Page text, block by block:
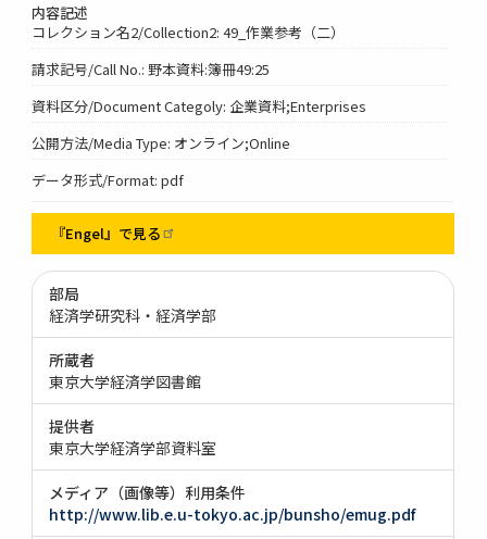
内容記述
コレクション名2/Collection2: 49_作業参考（二）
請求記号/Call No.: 野本資料:簿冊49:25
資料区分/Document Categoly: 企業資料;Enterprises
公開方法/Media Type: オンライン;Online
データ形式/Format: pdf
『Engel』で見る
部局
経済学研究科・経済学部
所蔵者
東京大学経済学図書館
提供者
東京大学経済学部資料室
メディア（画像等）利用条件
http://www.lib.e.u-tokyo.ac.jp/bunsho/emug.pdf